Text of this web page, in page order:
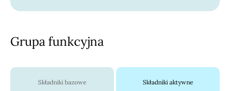
Grupa funkcyjna
Składniki bazowe Składniki aktywne